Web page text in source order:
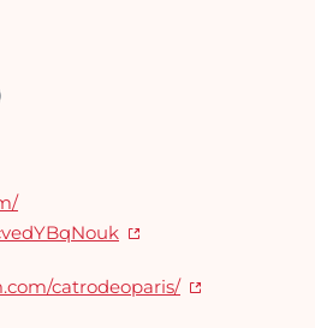
catrodeoparis/